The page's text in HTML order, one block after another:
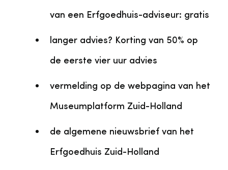
van een Erfgoedhuis-adviseur: gratis
langer advies? Korting van 50% op
de eerste vier uur advies
vermelding op de webpagina van het
Museumplatform Zuid-Holland
de algemene nieuwsbrief van het
Erfgoedhuis Zuid-Holland